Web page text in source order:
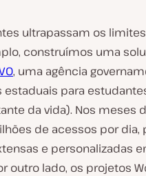
ultrapassam os
construímos uma
, uma agência
para
da vida). Nos meses
de acessos por dia,
e personalizadas
outro lado, os projetos